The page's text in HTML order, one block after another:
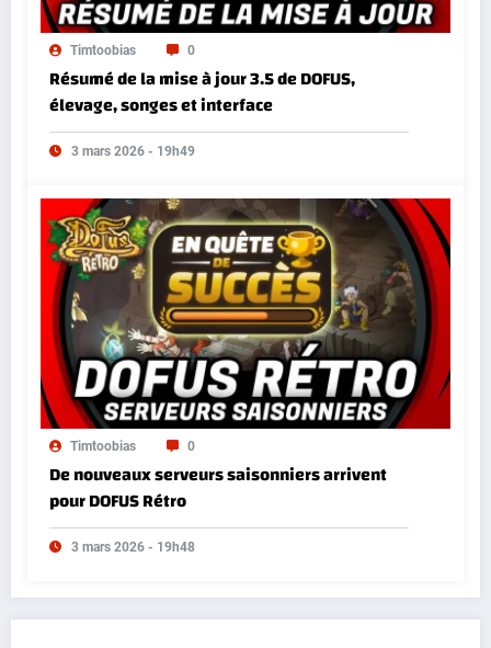
Timtoobias 0
Résumé de la mise à jour 3.5 de DOFUS,
élevage, songes et interface
3 mars 2026 - 19h49
Timtoobias 0
De nouveaux serveurs saisonniers arrivent
pour DOFUS Rétro
3 mars 2026 - 19h48